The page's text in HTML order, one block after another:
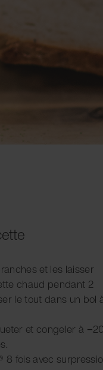
et les laisser
chaud pendant 2
le tout dans un bol
et congeler à
8 fois avec